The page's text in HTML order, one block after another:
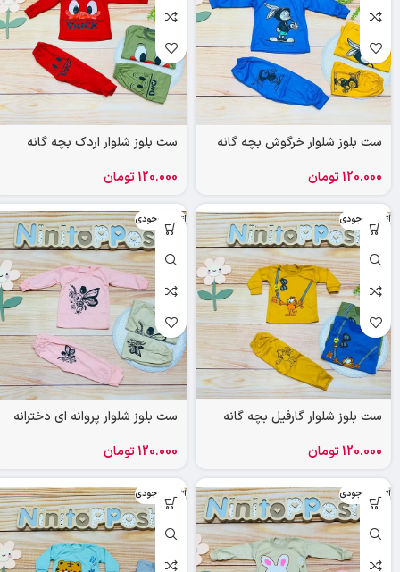
ست بلوز شلوار خرگوش بچه گانه
120.000تومان
ست بلوز شلوار اردک بچه گانه
120.000تومان
اتمام موجودی
ست بلوز شلوار گارفیل بچه گانه
120.000تومان
اتمام موجودی
ست بلوز شلوار پروانه ای دخترانه
120.000تومان
اتمام موجودی اتمام موجودی